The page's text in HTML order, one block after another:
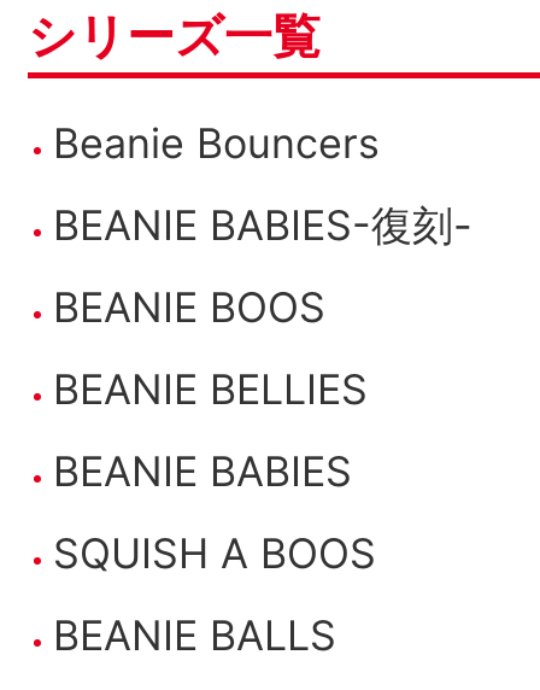
シリーズ一覧
Beanie Bouncers
BEANIE BABIES-復刻-
BEANIE BOOS
BEANIE BELLIES
BEANIE BABIES
SQUISH A BOOS
BEANIE BALLS